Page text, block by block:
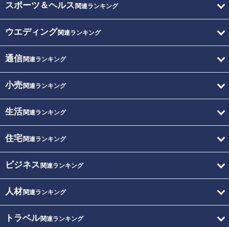
スポーツ＆ヘルス 関連ランキング
ウエディング関連ランキング
通信関連ランキング
小売関連ランキング
生活関連ランキング
住宅関連ランキング
ビジネス 関連ランキング
人材関連ランキング
トラベル関連ランキング